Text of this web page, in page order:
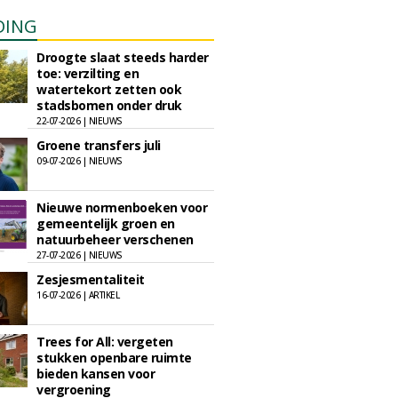
Droogte slaat steeds harder
toe: verzilting en
watertekort zetten ook
stadsbomen onder druk
22-07-2026 | NIEUWS
Groene transfers juli
09-07-2026 | NIEUWS
Nieuwe normenboeken voor
gemeentelijk groen en
natuurbeheer verschenen
27-07-2026 | NIEUWS
Zesjesmentaliteit
16-07-2026 | ARTIKEL
Trees for All: vergeten
stukken openbare ruimte
bieden kansen voor
vergroening